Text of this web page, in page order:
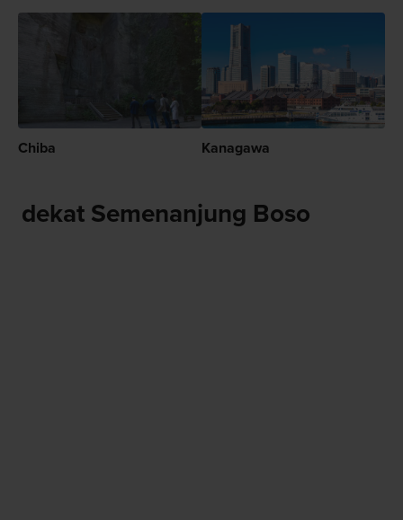
Chiba Kanagawa
dekat Semenanjung Boso